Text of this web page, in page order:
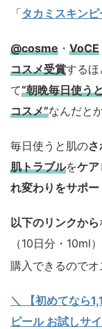
「タカミスキン
@cosme ・ VoCE
コスメ受賞するほ
て“朝晩毎日使う
コスメ”なんだと
毎日使うと肌の
肌トラブルをケア
れ変わりをサポー
以下のリンクから
（10日分・10ml
購入できるのでオ
＼ 【初めてなら
ピール お試しサ